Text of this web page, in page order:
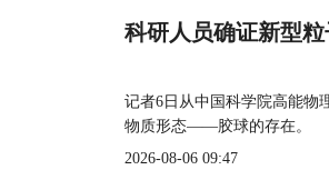
科研人员确证新型
记者6日从中国科学院高能物
物质形态——胶球的存在。
2026-08-06 09:47